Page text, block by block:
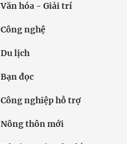
Văn hóa - Giải trí
Công nghệ
Du lịch
Bạn đọc
Công nghiệp hỗ trợ
Nông thôn mới